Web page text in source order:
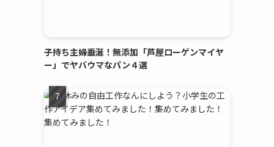
子持ち主婦垂涎！無添加「芦屋ローゲンマイヤ
ー」でヤバウマなパン４選